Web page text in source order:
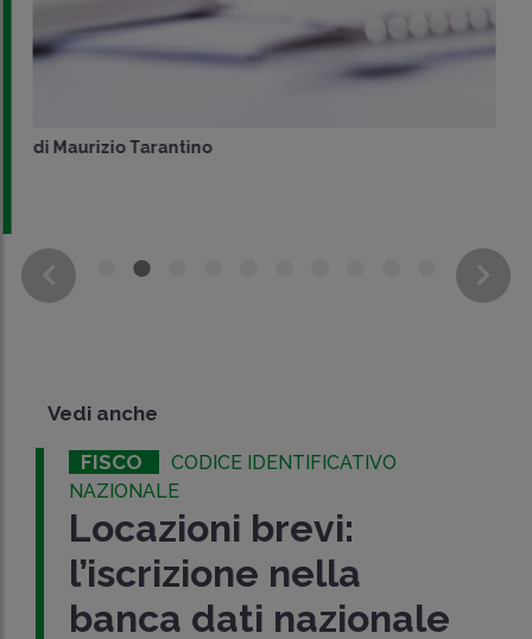
di Maurizio Tarantino
Vedi anche
FISCO
CODICE IDENTIFICATIVO
NAZIONALE
Locazioni brevi:
l’iscrizione nella
banca dati nazionale